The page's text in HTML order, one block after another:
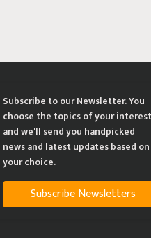
Subscribe to our Newsletter. You
choose the topics of your interest
and we'll send you handpicked
news and latest updates based on
your choice.
Subscribe Newsletters